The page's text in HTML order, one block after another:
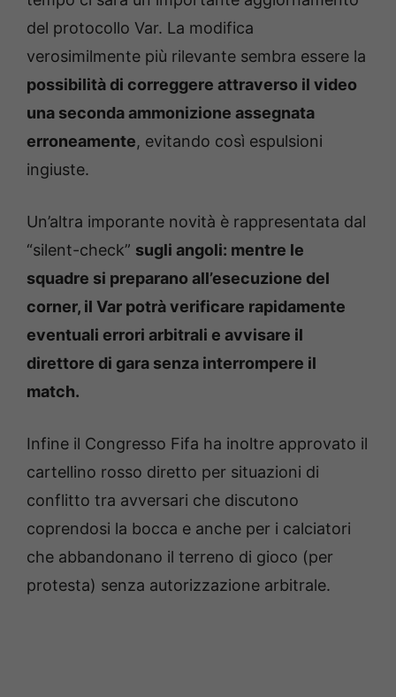
del protocollo Var. La modifica
verosimilmente più rilevante sembra essere la
possibilità di correggere attraverso il video
una seconda ammonizione assegnata
erroneamente, evitando così espulsioni
ingiuste.
Un’altra imporante novità è rappresentata dal
“silent-check” sugli angoli: mentre le
squadre si preparano all’esecuzione del
corner, il Var potrà verificare rapidamente
eventuali errori arbitrali e avvisare il
direttore di gara senza interrompere il
match.
Infine il Congresso Fifa ha inoltre approvato il
cartellino rosso diretto per situazioni di
conflitto tra avversari che discutono
coprendosi la bocca e anche per i calciatori
che abbandonano il terreno di gioco (per
protesta) senza autorizzazione arbitrale.